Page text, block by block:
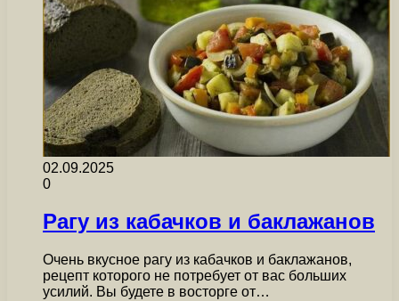
02.09.2025
0
Рагу из кабачков и баклажанов
Очень вкусное рагу из кабачков и баклажанов,
рецепт которого не потребует от вас больших
усилий. Вы будете в восторге от…